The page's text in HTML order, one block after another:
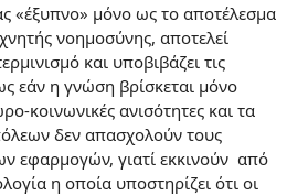
«έξυπνο» μόνο ως το αποτέλεσμα
νοημοσύνης, αποτελεί
και υποβιβάζει τις
εάν η γνώση βρίσκεται μόνο
κοινωνικές ανισότητες και τα
δεν απασχολούν τους
εφαρμογών, γιατί εκκινούν από
η οποία υποστηρίζει ότι οι